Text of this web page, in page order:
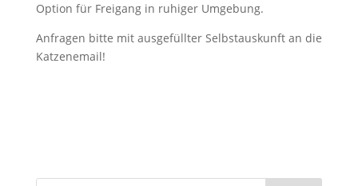
Option für Freigang in ruhiger Umgebung.
Anfragen bitte mit ausgefüllter Selbstauskunft an die
Katzenemail!